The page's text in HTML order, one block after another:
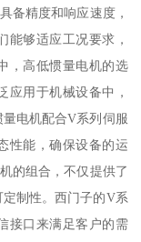
备精度和响应速度，
能够适应工况要求，
，高低惯量电机的选
应用于机械设备中，
电机配合V系列伺服
性能，确保设备的运
的组合，不仅提供了
制性。西门子的V系
接口来满足客户的需